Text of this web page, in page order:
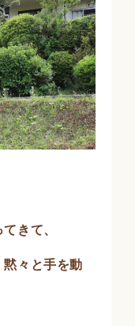
きて、
々と手を動